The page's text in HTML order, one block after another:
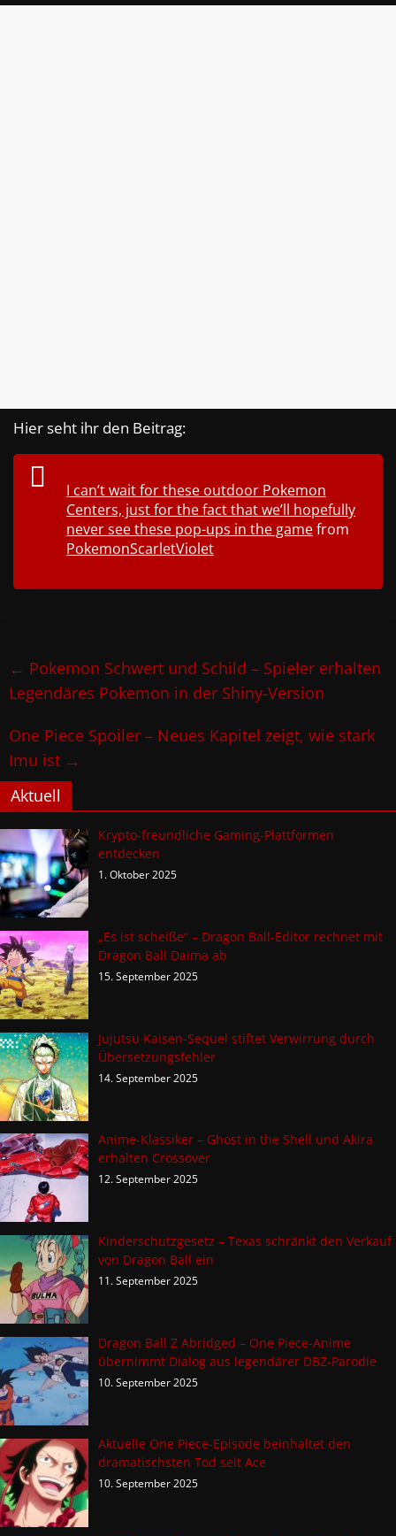
Hier seht ihr den Beitrag:
I can’t wait for these outdoor Pokemon
Centers, just for the fact that we’ll hopefully
never see these pop-ups in the gamefrom
PokemonScarletViolet
← Pokemon Schwert und Schild – Spieler erhalten
Legendäres Pokemon in der Shiny-Version
One Piece Spoiler – Neues Kapitel zeigt, wie stark
Imu ist →
Aktuell
Krypto-freundliche Gaming-Plattformen
entdecken
1. Oktober 2025
„Es ist scheiße“ – Dragon Ball-Editor rechnet mit
Dragon Ball Daima ab
15. September 2025
Jujutsu Kaisen-Sequel stiftet Verwirrung durch
Übersetzungsfehler
14. September 2025
Anime-Klassiker – Ghost in the Shell und Akira
erhalten Crossover
12. September 2025
Kinderschutzgesetz – Texas schränkt den Verkauf
von Dragon Ball ein
11. September 2025
Dragon Ball Z Abridged – One Piece-Anime
übernimmt Dialog aus legendärer DBZ-Parodie
10. September 2025
Aktuelle One Piece-Episode beinhaltet den
dramatischsten Tod seit Ace
10. September 2025